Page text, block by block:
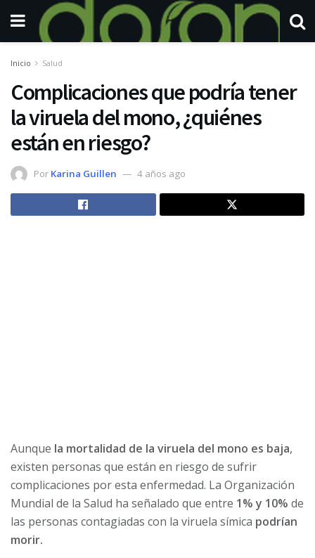
Inicio Salud
Complicaciones que podría tener
la viruela del mono, ¿quiénes
están en riesgo?
Por Karina Guillen 4 años ago
Aunque la mortalidad de la viruela del mono es baja,
existen personas que están en riesgo de sufrir
complicaciones por esta enfermedad. La Organización
Mundial de la Salud ha señalado que entre 1% y 10% de
las personas contagiadas con la viruela símica podrían
morir.